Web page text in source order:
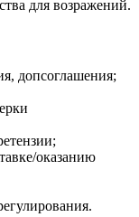
для возражений.
допсоглашения;
оказанию